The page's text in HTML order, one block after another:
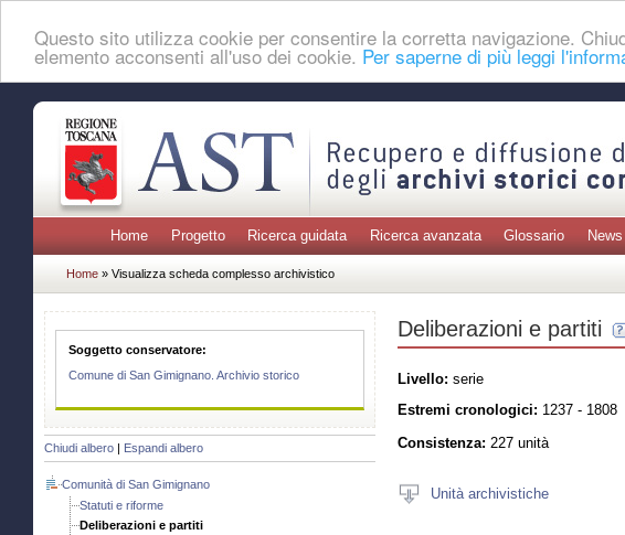
Questo sito utilizza cookie per consentire la corretta navigazione.
elemento acconsenti all'uso dei cookie. Per saperne di più leggi
Home Progetto Ricerca guidata Ricerca avanzata Glossario News
Home » Visualizza scheda complesso archivistico
Soggetto conservatore:
Comune di San Gimignano. Archivio storico
Chiudi albero Espandi albero
Comunità di San Gimignano
Statuti e riforme
Deliberazioni e partiti
Deliberazioni e partiti
Livello: serie
Estremi cronologici: 1237 - 1808
Consistenza: 227 unità
Unità archivistiche